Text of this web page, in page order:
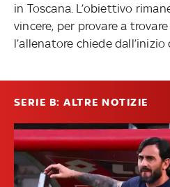
in Toscana. L’obiettivo
vincere, per provare a
l’allenatore chiede
SERIE B: ALTRE NOTIZIE